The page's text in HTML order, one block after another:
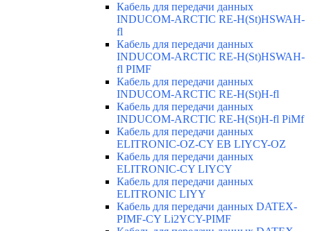
Кабель для передачи данных
INDUCOM-ARCTIC RE-H(St)HSWAH-
fl
Кабель для передачи данных
INDUCOM-ARCTIC RE-H(St)HSWAH-
fl PIMF
Кабель для передачи данных
INDUCOM-ARCTIC RE-H(St)H-fl
Кабель для передачи данных
INDUCOM-ARCTIC RE-H(St)H-fl PiMf
Кабель для передачи данных
ELITRONIC-OZ-CY EB LIYCY-OZ
Кабель для передачи данных
ELITRONIC-CY LIYCY
Кабель для передачи данных
ELITRONIC LIYY
Кабель для передачи данных DATEX-
PIMF-CY Li2YCY-PIMF